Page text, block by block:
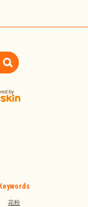
Keywords
花粉